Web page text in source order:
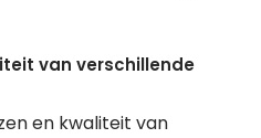
van verschillende
en kwaliteit van